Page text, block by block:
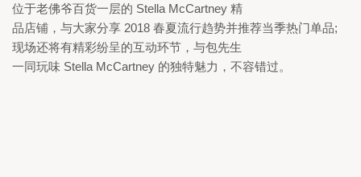
位于老佛爷百货一层的 Stella McCartney 精
品店铺，与大家分享 2018 春夏流行趋势并推荐当季热门单品;
现场还将有精彩纷呈的互动环节，与包先生
一同玩味 Stella McCartney 的独特魅力，不容错过。